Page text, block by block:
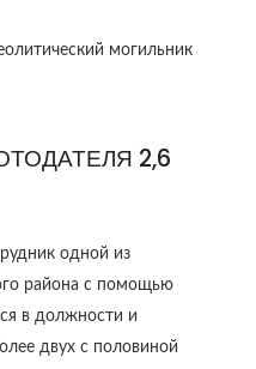
могильник
2,6
одной из
района с помощью
в должности и
двух с половиной